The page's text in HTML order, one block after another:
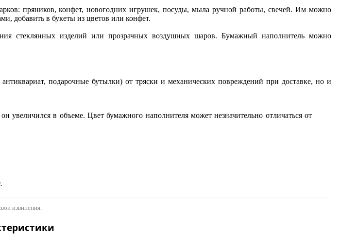
пряников, конфет, новогодних игрушек, посуды, мыла ручной работы, свечей. Им можно
добавить в букеты из цветов или конфет.
стеклянных изделий или прозрачных воздушных шаров. Бумажный наполнитель можно
подарочные бутылки) от тряски и механических повреждений при доставке, но и
в объеме. Цвет бумажного наполнителя может незначительно отличаться от
извинения.